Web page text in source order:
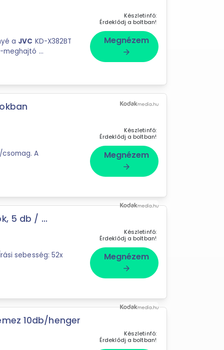
a JVC KD-X382BT
Bluetooth-os autórádióval! Ez a modern, CD-meghajtó ...
Készletinfó:
Érdeklődj a boltban!
Megnézem
arrow_forward
A
Készletinfó:
Érdeklődj a boltban!
Megnézem
arrow_forward
5 db / ...
sebesség: 52x
Készletinfó:
Érdeklődj a boltban!
Megnézem
arrow_forward
10db/henger
Készletinfó:
Érdeklődj a boltban!